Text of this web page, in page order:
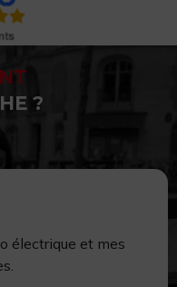
?
électrique et mes